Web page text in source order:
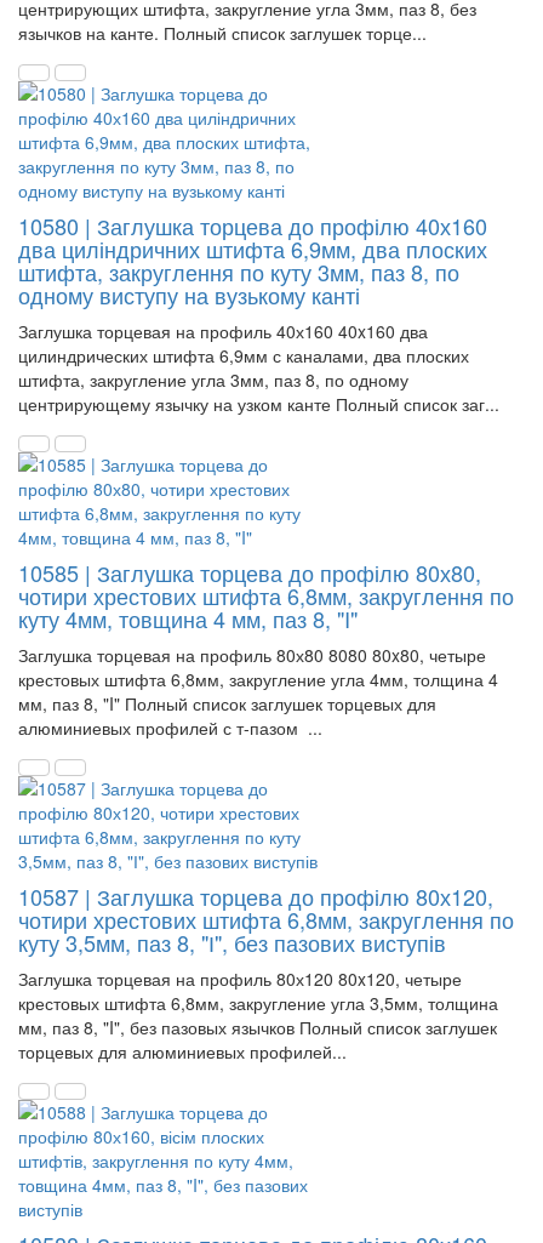
центрирующих штифта, закругление угла 3мм, паз 8, без
язычков на канте. Полный список заглушек торце...
10580 | Заглушка торцева до профілю 40х160
два циліндричних штифта 6,9мм, два плоских
штифта, закруглення по куту 3мм, паз 8, по
одному виступу на вузькому канті
Заглушка торцевая на профиль 40х160 40x160 два
цилиндрических штифта 6,9мм с каналами, два плоских
штифта, закругление угла 3мм, паз 8, по одному
центрирующему язычку на узком канте Полный список заг...
10585 | Заглушка торцева до профілю 80х80,
чотири хрестових штифта 6,8мм, закруглення по
куту 4мм, товщина 4 мм, паз 8, "I"
Заглушка торцевая на профиль 80х80 8080 80x80, четыре
крестовых штифта 6,8мм, закругление угла 4мм, толщина 4
мм, паз 8, "I" Полный список заглушек торцевых для
алюминиевых профилей с т-пазом ...
10587 | Заглушка торцева до профілю 80х120,
чотири хрестових штифта 6,8мм, закруглення по
куту 3,5мм, паз 8, "І", без пазових виступів
Заглушка торцевая на профиль 80х120 80x120, четыре
крестовых штифта 6,8мм, закругление угла 3,5мм, толщина
мм, паз 8, "I", без пазовых язычков Полный список заглушек
торцевых для алюминиевых профилей...